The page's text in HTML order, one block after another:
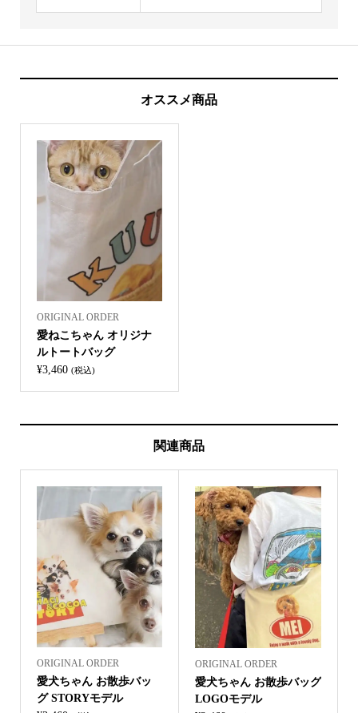
オススメ商品
ORIGINAL ORDER
愛ねこちゃん オリジナ
ルトートバッグ
¥3,460 (税込)
関連商品
ORIGINAL ORDER
愛犬ちゃん お散歩バッ
グ STORYモデル
ORIGINAL ORDER
愛犬ちゃん お散歩バッグ
LOGOモデル